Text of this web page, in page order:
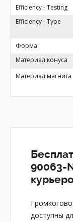
Efficiency - Testing
Efficiency - Type
Форма
Материал конуса
Материал магнита
90063-
доступны